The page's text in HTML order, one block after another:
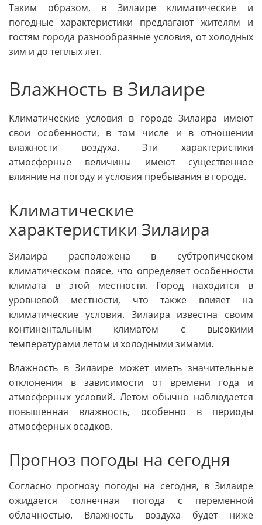
Таким образом, в Зилаире климатические и
погодные характеристики предлагают жителям и
гостям города разнообразные условия, от холодных
зим и до теплых лет.
Влажность в Зилаире
Климатические условия в городе Зилаира имеют
свои особенности, в том числе и в отношении
влажности воздуха. Эти характеристики
атмосферные величины имеют существенное
влияние на погоду и условия пребывания в городе.
Климатические
характеристики Зилаира
Зилаира расположена в субтропическом
климатическом поясе, что определяет особенности
климата в этой местности. Город находится в
уровневой местности, что также влияет на
климатические условия. Зилаира известна своим
континентальным климатом с высокими
температурами летом и холодными зимами.
Влажность в Зилаире может иметь значительные
отклонения в зависимости от времени года и
атмосферных условий. Летом обычно наблюдается
повышенная влажность, особенно в периоды
атмосферных осадков.
Прогноз погоды на сегодня
Согласно прогнозу погоды на сегодня, в Зилаире
ожидается солнечная погода с переменной
облачностью. Влажность воздуха будет ниже